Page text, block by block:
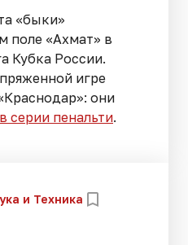
«быки»
поле «Ахмат» в
Кубка России.
игре
они
серии пенальти.
и Техника